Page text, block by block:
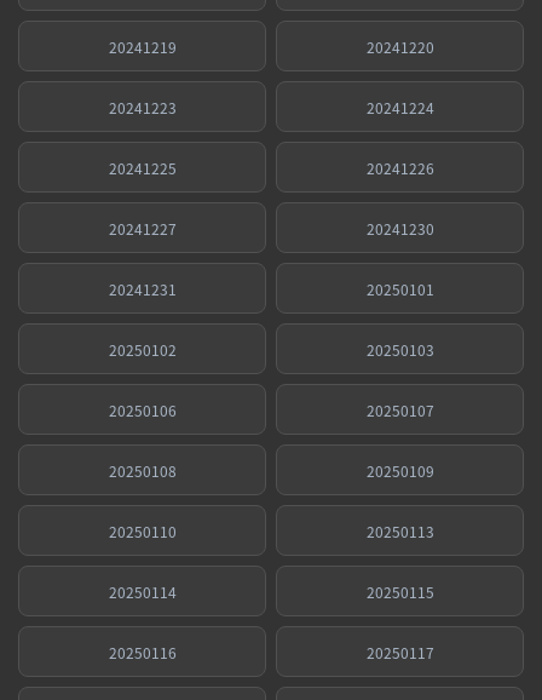
20241219 20241220
20241223 20241224
20241225 20241226
20241227 20241230
20241231 20250101
20250102 20250103
20250106 20250107
20250108 20250109
20250110 20250113
20250114 20250115
20250116 20250117